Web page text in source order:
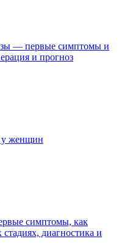
— первые симптомы и
и прогноз
у женщин
симптомы, как
стадиях, диагностика и